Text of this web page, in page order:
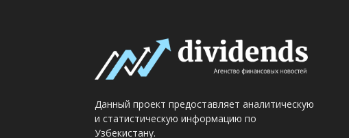
Данный проект предоставляет аналитическую
и статистическую информацию по
Узбекистану.